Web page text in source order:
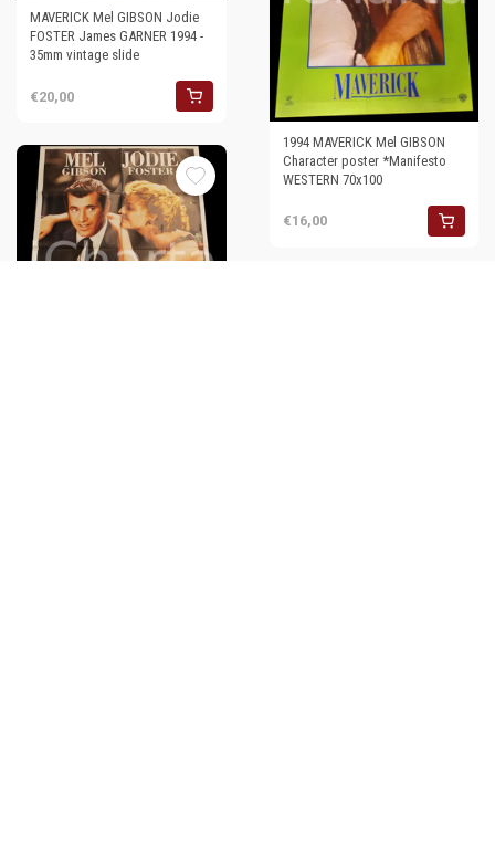
MAVERICK Mel GIBSON Jodie
FOSTER James GARNER 1994 -
35mm vintage slide
€20,00
1994 MAVERICK Mel GIBSON
Character poster *Manifesto
WESTERN 70x100
€16,00